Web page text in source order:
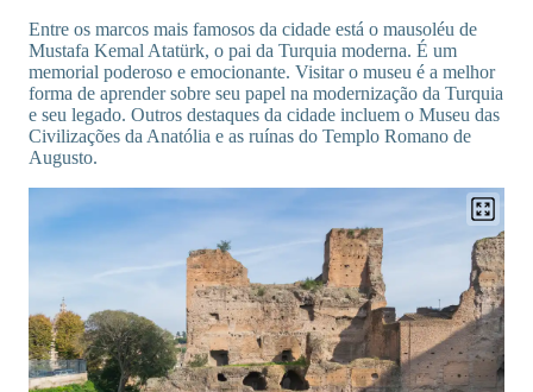
Entre os marcos mais famosos da cidade está o mausoléu de
Mustafa Kemal Atatürk, o pai da Turquia moderna. É um
memorial poderoso e emocionante. Visitar o museu é a melhor
forma de aprender sobre seu papel na modernização da Turquia
e seu legado. Outros destaques da cidade incluem o Museu das
Civilizações da Anatólia e as ruínas do Templo Romano de
Augusto.